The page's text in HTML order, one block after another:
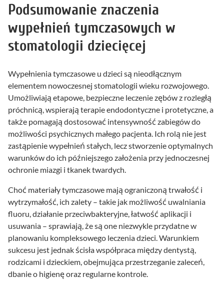
Podsumowanie znaczenia
wypełnień tymczasowych w
stomatologii dziecięcej
Wypełnienia tymczasowe u dzieci są nieodłącznym
elementem nowoczesnej stomatologii wieku rozwojowego.
Umożliwiają etapowe, bezpieczne leczenie zębów z rozległą
próchnicą, wspierają terapie endodontyczne i protetyczne, a
także pomagają dostosować intensywność zabiegów do
możliwości psychicznych małego pacjenta. Ich rolą nie jest
zastąpienie wypełnień stałych, lecz stworzenie optymalnych
warunków do ich późniejszego założenia przy jednoczesnej
ochronie miazgi i tkanek twardych.
Choć materiały tymczasowe mają ograniczoną trwałość i
wytrzymałość, ich zalety – takie jak możliwość uwalniania
fluoru, działanie przeciwbakteryjne, łatwość aplikacji i
usuwania – sprawiają, że są one niezwykle przydatne w
planowaniu kompleksowego leczenia dzieci. Warunkiem
sukcesu jest jednak ścisła współpraca między dentystą,
rodzicami i dzieckiem, obejmująca przestrzeganie zaleceń,
dbanie o higienę oraz regularne kontrole.